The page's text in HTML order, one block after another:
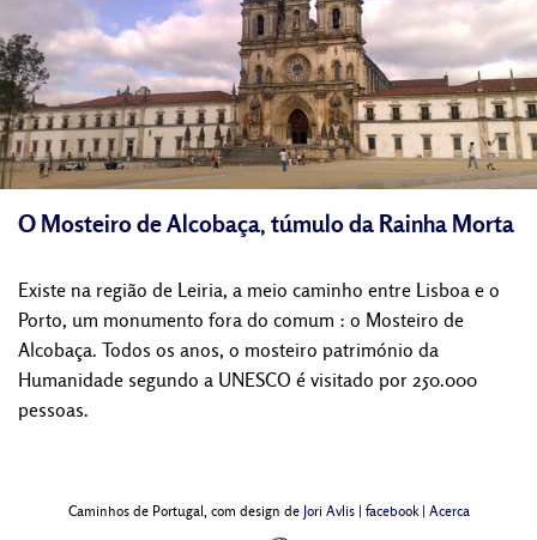
O Mosteiro de Alcobaça, túmulo da Rainha Morta
Existe na região de Leiria, a meio caminho entre Lisboa e o
Porto, um monumento fora do comum : o Mosteiro de
Alcobaça. Todos os anos, o mosteiro património da
Humanidade segundo a UNESCO é visitado por 250.000
pessoas.
Caminhos de Portugal, com design de Jori Avlis| facebook| Acerca